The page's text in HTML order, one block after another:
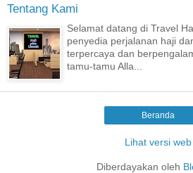
Tentang Kami
Selamat datang di Travel
penyedia perjalanan haji
terpercaya dan
tamu-tamu Alla...
Beranda
Lihat versi web
Diberdayakan oleh